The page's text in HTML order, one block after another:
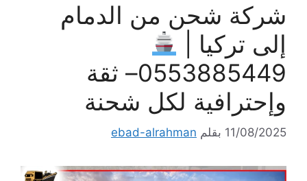
شركة شحن من الدمام
إلى تركيا |
0553885449– ثقة
وإحترافية لكل شحنة
11/08/2025 بقلم ebad-alrahman